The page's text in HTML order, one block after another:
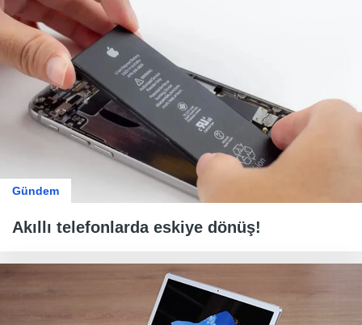
Gündem
Akıllı telefonlarda eskiye dönüş!